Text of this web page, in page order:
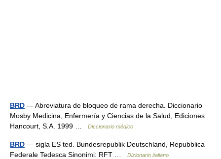
BRD — Abreviatura de bloqueo de rama derecha. Diccionario
Mosby Medicina, Enfermería y Ciencias de la Salud, Ediciones
Hancourt, S.A. 1999 …
Diccionario médico
BRD — sigla ES ted. Bundesrepublik Deutschland, Repubblica
Federale Tedesca Sinonimi: RFT …
Dizionario italiano